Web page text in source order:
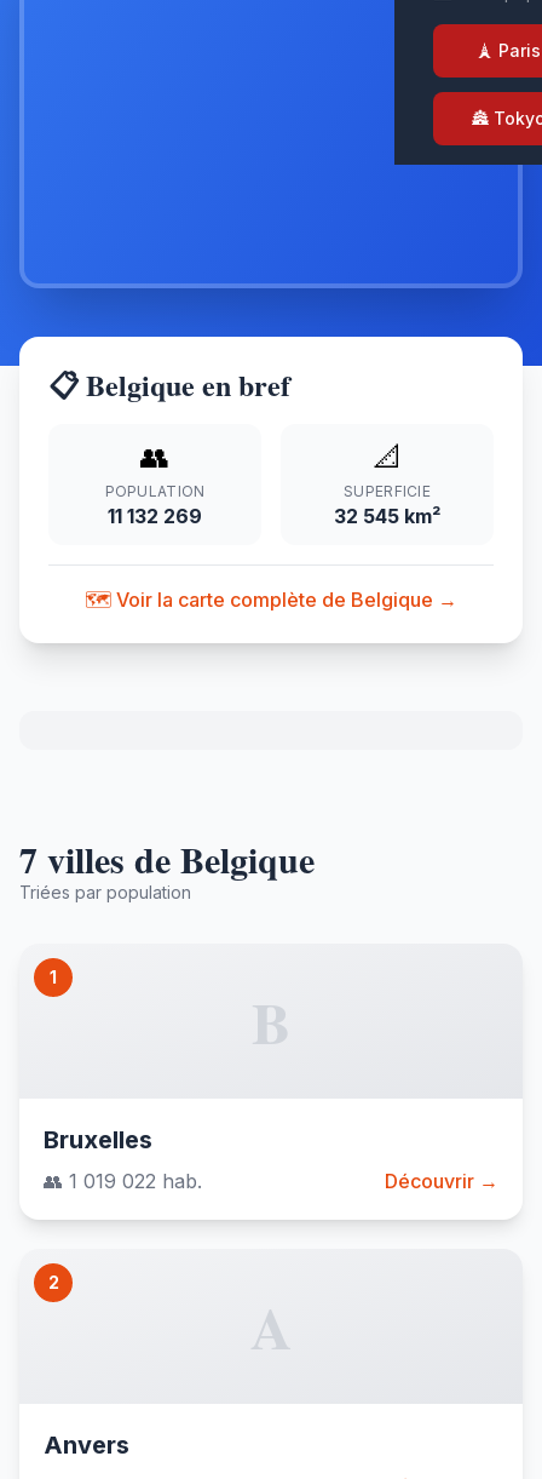
🗼 Paris
🏯
📋 Belgique en bref
👥
POPULATION
11 132 269
📐
SUPERFICIE
32 545 km²
🗺️ Voir la carte complète de Belgique →
7 villes de Belgique
Triées par population
1
B
Bruxelles
👥 1 019 022 hab. Découvrir →
2
A
Anvers